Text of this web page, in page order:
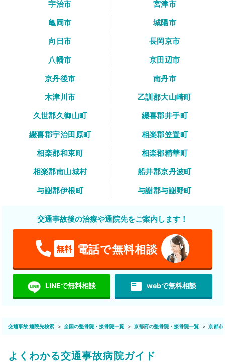
宇治市
宮津市
亀岡市
城陽市
向日市
長岡京市
八幡市
京田辺市
京丹後市
南丹市
木津川市
乙訓郡大山崎町
久世郡久御山町
綴喜郡井手町
綴喜郡宇治田原町
相楽郡笠置町
相楽郡和束町
相楽郡精華町
相楽郡南山城村
船井郡京丹波町
与謝郡伊根町
与謝郡与謝野町
交通事故後の治療や通院先をご案内します！
無料 電話で無料相談
LINEで無料相談 featured_play_list webで無料相談
交通事故 通院先検索 全国の整骨院・接骨院一覧 京都府の整骨院・接骨院一覧 京都市
よくわかる交通事故病院ガイド